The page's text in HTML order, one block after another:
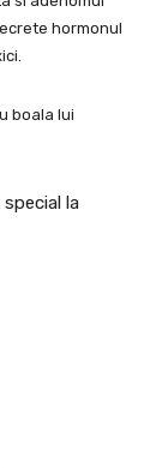
hormonul
boala lui
la